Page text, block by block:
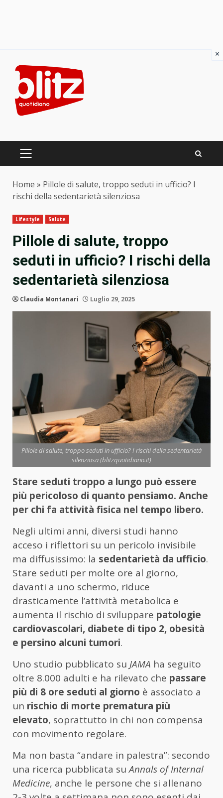
content
PRIMARY
Home » Pillole di salute, troppo seduti in ufficio? I
rischi della sedentarietà silenziosa
Lifestyle Salute
Pillole di salute, troppo
seduti in ufficio? I rischi della
sedentarietà silenziosa
Claudia Montanari Luglio 29, 2025
Pillole di salute, troppo seduti in ufficio? I rischi della sedentarietà
silenziosa (blitzquotidiano.it)
Stare seduti troppo a lungo può essere
più pericoloso di quanto pensiamo. Anche
per chi fa attività fisica nel tempo libero.
Negli ultimi anni, diversi studi hanno
acceso i riflettori su un pericolo invisibile
ma diffusissimo: la sedentarietà da ufficio.
Stare seduti per molte ore al giorno,
davanti a uno schermo, riduce
drasticamente l’attività metabolica e
aumenta il rischio di sviluppare patologie
cardiovascolari, diabete di tipo 2, obesità
e persino alcuni tumori.
Uno studio pubblicato su JAMA ha seguito
oltre 8.000 adulti e ha rilevato che passare
più di 8 ore seduti al giorno è associato a
un rischio di morte prematura più
elevato, soprattutto in chi non compensa
con movimento regolare.
Ma non basta “andare in palestra”: secondo
una ricerca pubblicata suAnnals of Internal
Medicine, anche le persone che si allenano
×